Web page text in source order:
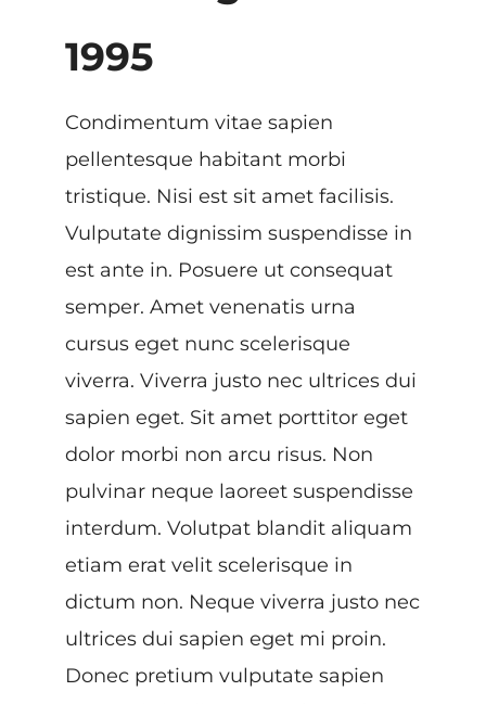
1995
Condimentum vitae sapien
pellentesque habitant morbi
tristique. Nisi est sit amet facilisis.
Vulputate dignissim suspendisse in
est ante in. Posuere ut consequat
semper. Amet venenatis urna
cursus eget nunc scelerisque
viverra. Viverra justo nec ultrices dui
sapien eget. Sit amet porttitor eget
dolor morbi non arcu risus. Non
pulvinar neque laoreet suspendisse
interdum. Volutpat blandit aliquam
etiam erat velit scelerisque in
dictum non. Neque viverra justo nec
ultrices dui sapien eget mi proin.
Donec pretium vulputate sapien